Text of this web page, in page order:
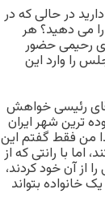
در حالی که در
می دهید؟ هر
رحیمی حضور
را وارد این
رئیسی خواهش
ترین شهر ایران
من فقط گفتم این
اما با رانتی که از
دولتی را از آن خود کردند،
یک خانواده بتواند